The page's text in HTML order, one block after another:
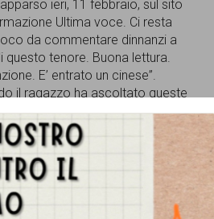
ieri, 11 febbraio, sul sito
Ultima voce. Ci resta
da commentare dinnanzi a
questo tenore. Buona lettura.
E’ entrato un cinese”.
il ragazzo ha ascoltato queste
provenire dagli altoparlanti del
nel quale era appena
pronunciate da una delle